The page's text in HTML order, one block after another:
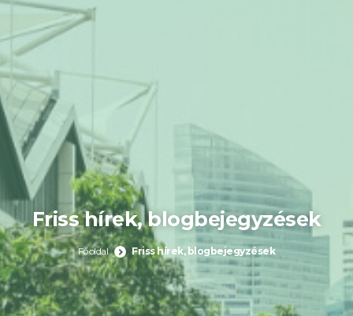
Friss hírek, blogbejegyzések
Főoldal Friss hírek, blogbejegyzések